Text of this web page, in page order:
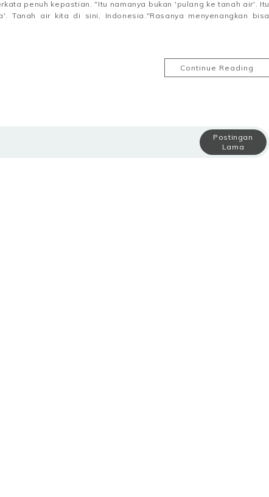
penuh kepastian. "Itu namanya bukan 'pulang ke tanah air'. Itu
Tanah air kita di sini, Indonesia."Rasanya menyenangkan bisa
Continue Reading
Postingan
Lama